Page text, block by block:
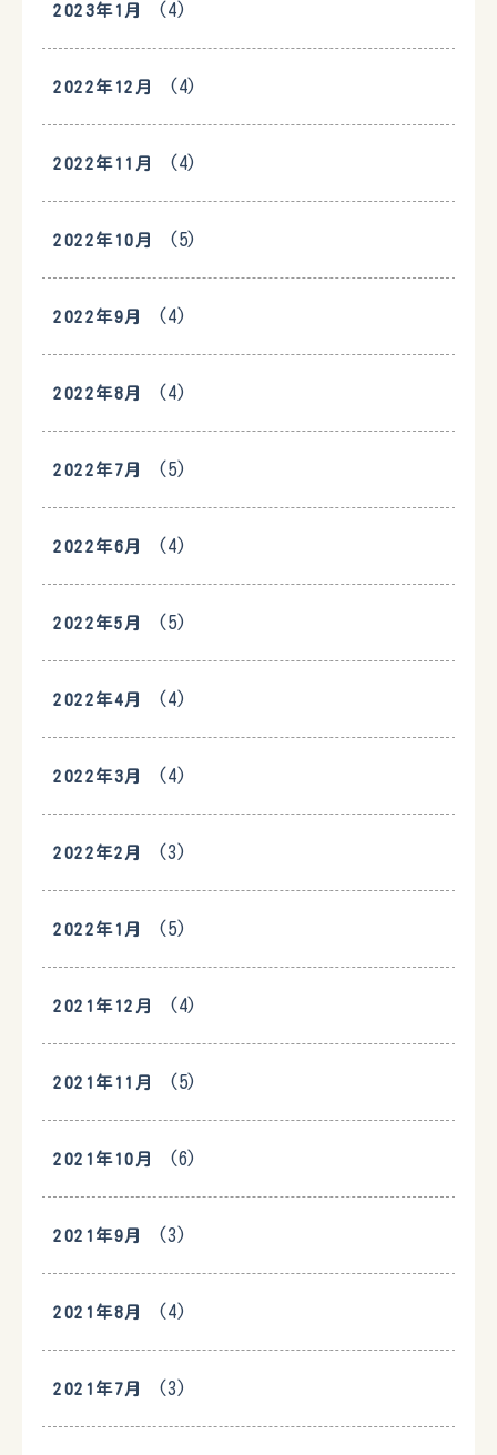
2023年1月 (4)
2022年12月 (4)
2022年11月 (4)
2022年10月 (5)
2022年9月 (4)
2022年8月 (4)
2022年7月 (5)
2022年6月 (4)
2022年5月 (5)
2022年4月 (4)
2022年3月 (4)
2022年2月 (3)
2022年1月 (5)
2021年12月 (4)
2021年11月 (5)
2021年10月 (6)
2021年9月 (3)
2021年8月 (4)
2021年7月 (3)